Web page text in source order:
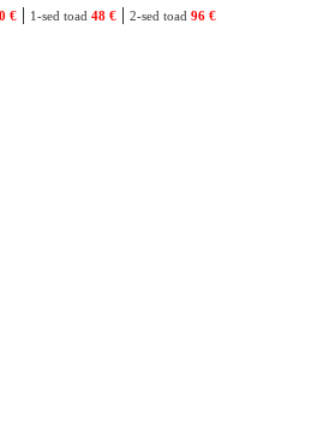
0 € | 1-sed toad 48 € | 2-sed toad 96 €